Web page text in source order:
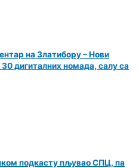
на Златибору – Нови
дигиталних номада, салу са
подкасту пљувао СПЦ, па